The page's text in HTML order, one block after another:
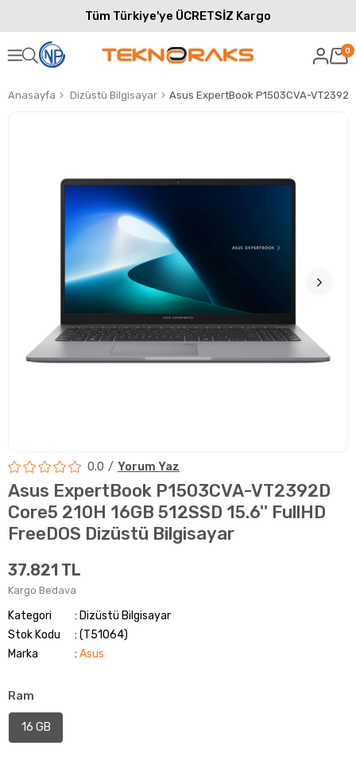
Tüm Türkiye'ye ÜCRETSİZ Kargo
0
Anasayfa Dizüstü Bilgisayar
0.0 Yorum Yaz
Asus ExpertBook P1503CVA-VT2392D
Core5 210H 16GB 512SSD 15.6'' FullHD
FreeDOS Dizüstü Bilgisayar
37.821 TL
Kargo Bedava
Kategori
Dizüstü Bilgisayar
Stok Kodu
(T51064)
Marka
: Asus
Ram
16 GB